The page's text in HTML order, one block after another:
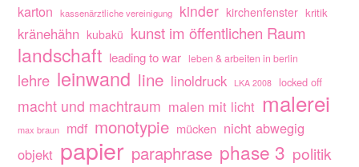
karton kassenärztliche vereinigung kinder kirchenfenster kritik
kränehähn kubakü kunst im öffentlichen Raum
landschaft leading to war leben & arbeiten in berlin
lehre leinwand line linoldruck LKA 2008 locked off
macht und machtraum malen mit licht malerei
max braun mdf monotypie mücken nicht abwegig
objekt papier paraphrase phase 3 politik